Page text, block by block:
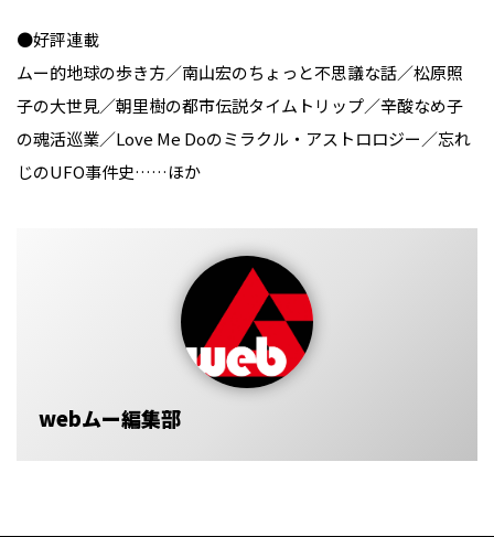
●好評連載
ムー的地球の歩き方／南山宏のちょっと不思議な話／松原照
子の大世見／朝里樹の都市伝説タイムトリップ／辛酸なめ子
の魂活巡業／Love Me Doのミラクル・アストロロジー／忘れ
じのUFO事件史……ほか
webムー編集部